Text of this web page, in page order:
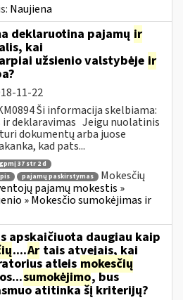
Naujiena
deklaruotina pajamų ir
kai
užsienio valstybėje ir
11-22
Ši informacija skelbiama:
ir deklaravimas Jeigu nuolatinis
dokumentų arba juose
kad pats...
gpmį 37 str 2 d
pajamų paskirstymas
Mokesčių
pajamų mokestis »
» Mokesčio sumokėjimas ir
apskaičiuota daugiau kaip
....Ar tais atvejais, kai
atleis mokesčių
sumokėjimo, bus
atitinka šį kriterijų?